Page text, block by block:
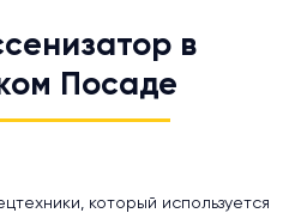
в
Посаде
который используется